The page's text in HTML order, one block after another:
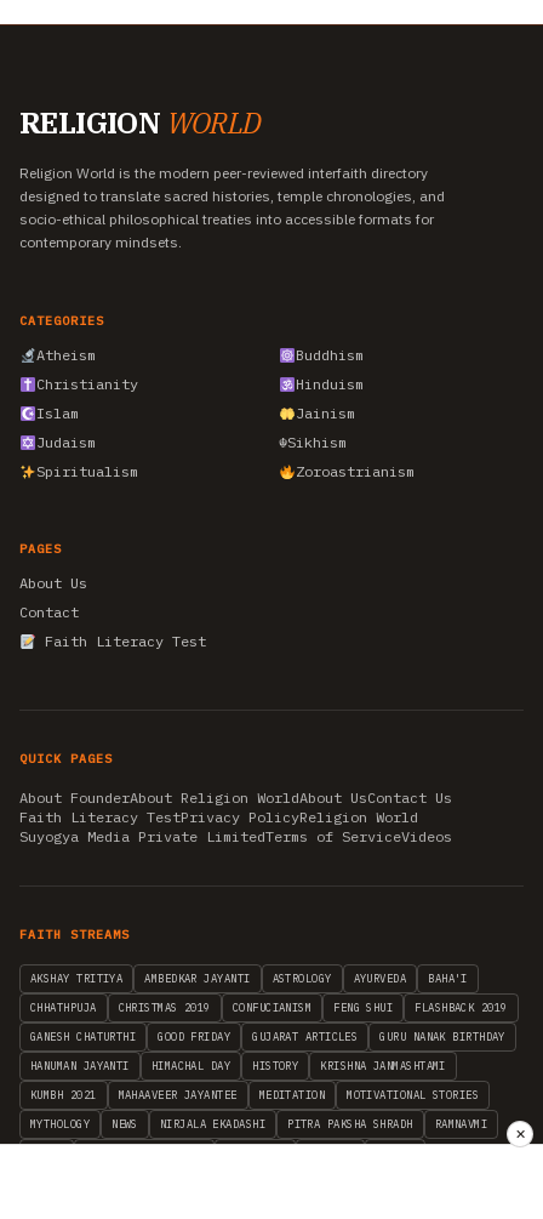
RELIGION WORLD
Religion World is the modern peer-reviewed interfaith directory
designed to translate sacred histories, temple chronologies, and
socio-ethical philosophical treaties into accessible formats for
contemporary mindsets.
CATEGORIES
Atheism
Buddhism
Christianity
Hinduism
Islam
Jainism
Judaism
☬Sikhism
Spiritualism
Zoroastrianism
PAGES
About Us
Contact
Faith Literacy Test
QUICK PAGES
About FounderAbout Religion WorldAbout UsContact Us
Faith Literacy TestPrivacy PolicyReligion World
Suyogya Media Private LimitedTerms of ServiceVideos
FAITH STREAMS
AKSHAY TRITIYA AMBEDKAR JAYANTI ASTROLOGY AYURVEDA BAHA'I
CHHATHPUJA CHRISTMAS 2019 CONFUCIANISM FENG SHUI FLASHBACK 2019
GANESH CHATURTHI GOOD FRIDAY GUJARAT ARTICLES GURU NANAK BIRTHDAY
HANUMAN JAYANTI HIMACHAL DAY HISTORY KRISHNA JANMASHTAMI
KUMBH 2021 MAHAAVEER JAYANTEE MEDITATION MOTIVATIONAL STORIES
MYTHOLOGY NEWS NIRJALA EKADASHI PITRA PAKSHA SHRADH RAMNAVMI
✕